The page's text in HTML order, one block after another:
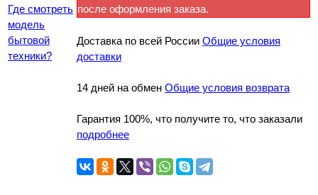
Где смотреть
модель
бытовой
техники?
после оформления заказа.
Доставка по всей России Общие условия
доставки
14 дней на обмен Общие условия возврата
Гарантия 100%, что получите то, что заказали
подробнее